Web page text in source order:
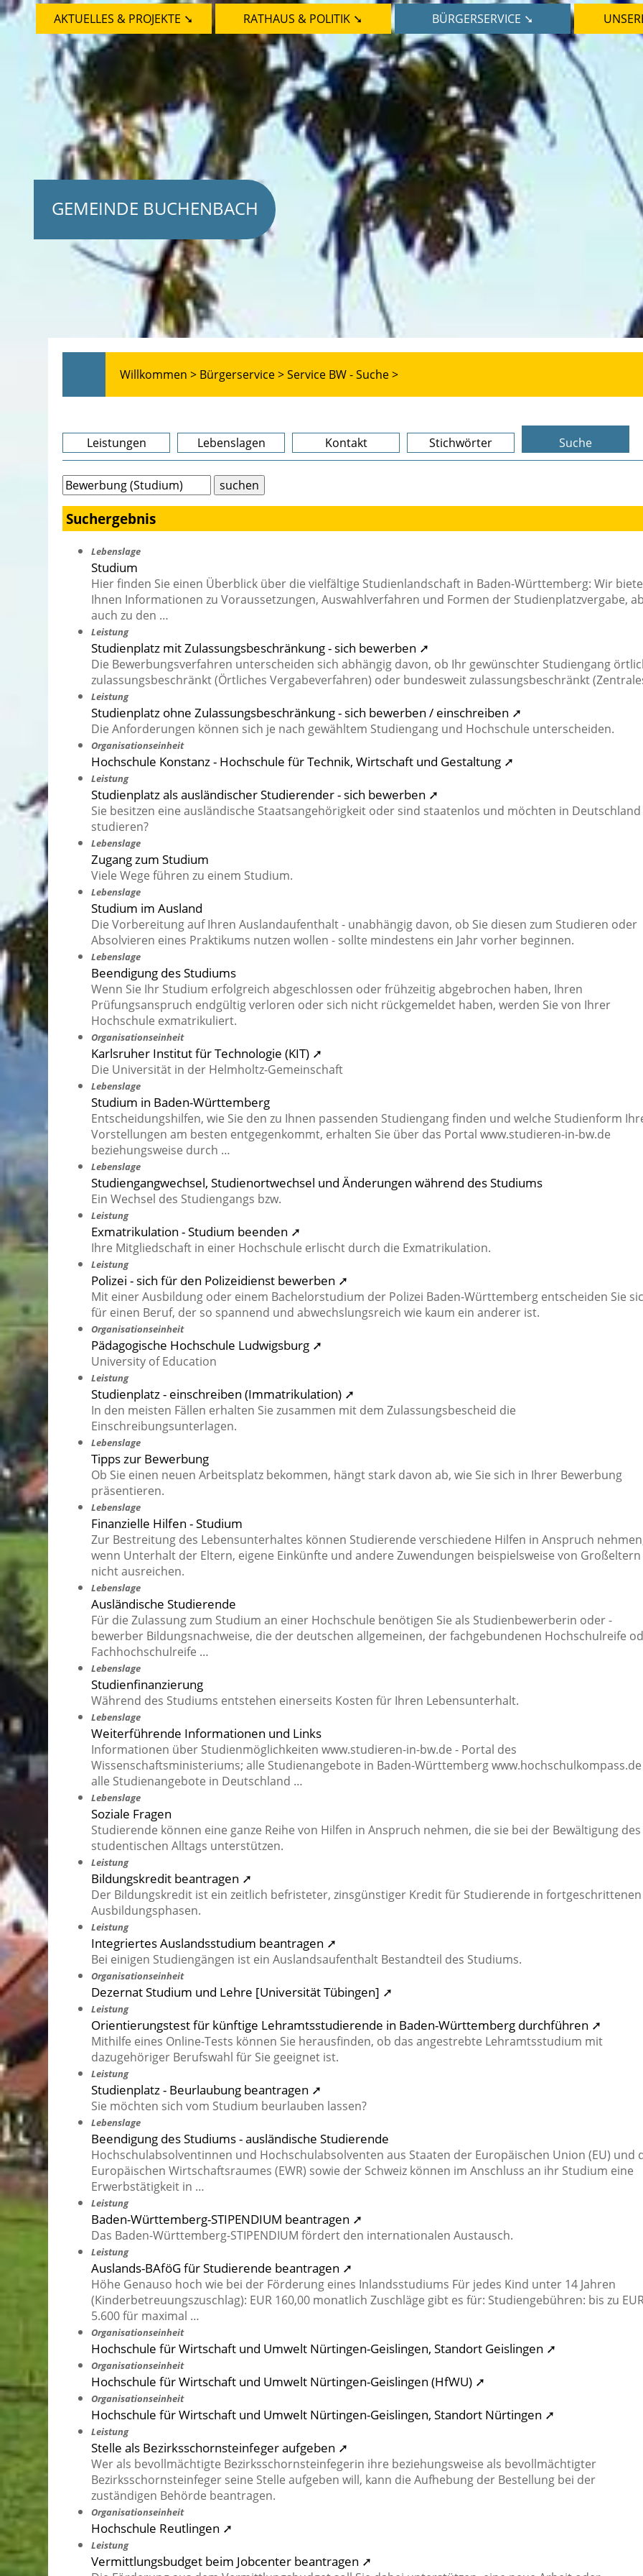
GEMEINDE BUCHENBACH
AKTUELLES & PROJEKTE ➘ RATHAUS & POLITIK ➘ BÜRGERSERVICE ➘
Willkommen > Bürgerservice >Service BW - Suche >
Leistungen Lebenslagen Kontakt Stichwörter Suche
Suchergebnis
Lebenslage
Studium
Hier finden Sie einen Überblick über die vielfältige Studienlandschaft in Baden-Württemberg: Wir
Ihnen Informationen zu Voraussetzungen, Auswahlverfahren und Formen der Studienplatzvergabe,
auch zu den …
Leistung
Studienplatz mit Zulassungsbeschränkung - sich bewerben ➚
Die Bewerbungsverfahren unterscheiden sich abhängig davon, ob Ihr gewünschter Studiengang
zulassungsbeschränkt (Örtliches Vergabeverfahren) oder bundesweit zulassungsbeschränkt
Leistung
Studienplatz ohne Zulassungsbeschränkung - sich bewerben / einschreiben ➚
Die Anforderungen können sich je nach gewähltem Studiengang und Hochschule unterscheiden.
Organisationseinheit
Hochschule Konstanz - Hochschule für Technik, Wirtschaft und Gestaltung ➚
Leistung
Studienplatz als ausländischer Studierender - sich bewerben ➚
Sie besitzen eine ausländische Staatsangehörigkeit oder sind staatenlos und möchten in Deutschland
studieren?
Lebenslage
Zugang zum Studium
Viele Wege führen zu einem Studium.
Lebenslage
Studium im Ausland
Die Vorbereitung auf Ihren Auslandaufenthalt - unabhängig davon, ob Sie diesen zum Studieren oder
Absolvieren eines Praktikums nutzen wollen - sollte mindestens ein Jahr vorher beginnen.
Lebenslage
Beendigung des Studiums
Wenn Sie Ihr Studium erfolgreich abgeschlossen oder frühzeitig abgebrochen haben, Ihren
Prüfungsanspruch endgültig verloren oder sich nicht rückgemeldet haben, werden Sie von Ihrer
Hochschule exmatrikuliert.
Organisationseinheit
Karlsruher Institut für Technologie (KIT) ➚
Die Universität in der Helmholtz-Gemeinschaft
Lebenslage
Studium in Baden-Württemberg
Entscheidungshilfen, wie Sie den zu Ihnen passenden Studiengang finden und welche Studienform
Vorstellungen am besten entgegenkommt, erhalten Sie über das Portal www.studieren-in-bw.de
beziehungsweise durch …
Lebenslage
Studiengangwechsel, Studienortwechsel und Änderungen während des Studiums
Ein Wechsel des Studiengangs bzw.
Leistung
Exmatrikulation - Studium beenden ➚
Ihre Mitgliedschaft in einer Hochschule erlischt durch die Exmatrikulation.
Leistung
Polizei - sich für den Polizeidienst bewerben ➚
Mit einer Ausbildung oder einem Bachelorstudium der Polizei Baden-Württemberg entscheiden Sie
für einen Beruf, der so spannend und abwechslungsreich wie kaum ein anderer ist.
Organisationseinheit
Pädagogische Hochschule Ludwigsburg ➚
University of Education
Leistung
Studienplatz - einschreiben (Immatrikulation) ➚
In den meisten Fällen erhalten Sie zusammen mit dem Zulassungsbescheid die
Einschreibungsunterlagen.
Lebenslage
Tipps zur Bewerbung
Ob Sie einen neuen Arbeitsplatz bekommen, hängt stark davon ab, wie Sie sich in Ihrer Bewerbung
präsentieren.
Lebenslage
Finanzielle Hilfen - Studium
Zur Bestreitung des Lebensunterhaltes können Studierende verschiedene Hilfen in Anspruch
wenn Unterhalt der Eltern, eigene Einkünfte und andere Zuwendungen beispielsweise von Großeltern
nicht ausreichen.
Lebenslage
Ausländische Studierende
Für die Zulassung zum Studium an einer Hochschule benötigen Sie als Studienbewerberin oder -
bewerber Bildungsnachweise, die der deutschen allgemeinen, der fachgebundenen Hochschulreife
Fachhochschulreife …
Lebenslage
Studienfinanzierung
Während des Studiums entstehen einerseits Kosten für Ihren Lebensunterhalt.
Lebenslage
Weiterführende Informationen und Links
Informationen über Studienmöglichkeiten www.studieren-in-bw.de - Portal des
Wissenschaftsministeriums; alle Studienangebote in Baden-Württemberg
alle Studienangebote in Deutschland …
Lebenslage
Soziale Fragen
Studierende können eine ganze Reihe von Hilfen in Anspruch nehmen, die sie bei der Bewältigung des
studentischen Alltags unterstützen.
Leistung
Bildungskredit beantragen ➚
Der Bildungskredit ist ein zeitlich befristeter, zinsgünstiger Kredit für Studierende in fortgeschrittenen
Ausbildungsphasen.
Leistung
Integriertes Auslandsstudium beantragen ➚
Bei einigen Studiengängen ist ein Auslandsaufenthalt Bestandteil des Studiums.
Organisationseinheit
Dezernat Studium und Lehre [Universität Tübingen] ➚
Leistung
Orientierungstest für künftige Lehramtsstudierende in Baden-Württemberg durchführen ➚
Mithilfe eines Online-Tests können Sie herausfinden, ob das angestrebte Lehramtsstudium mit
dazugehöriger Berufswahl für Sie geeignet ist.
Leistung
Studienplatz - Beurlaubung beantragen ➚
Sie möchten sich vom Studium beurlauben lassen?
Lebenslage
Beendigung des Studiums - ausländische Studierende
Hochschulabsolventinnen und Hochschulabsolventen aus Staaten der Europäischen Union (EU) und
Europäischen Wirtschaftsraumes (EWR) sowie der Schweiz können im Anschluss an ihr Studium eine
Erwerbstätigkeit in …
Leistung
Baden-Württemberg-STIPENDIUM beantragen ➚
Das Baden-Württemberg-STIPENDIUM fördert den internationalen Austausch.
Leistung
Auslands-BAföG für Studierende beantragen ➚
Höhe Genauso hoch wie bei der Förderung eines Inlandsstudiums Für jedes Kind unter 14 Jahren
(Kinderbetreuungszuschlag): EUR 160,00 monatlich Zuschläge gibt es für: Studiengebühren: bis zu
5.600 für maximal …
Organisationseinheit
Hochschule für Wirtschaft und Umwelt Nürtingen-Geislingen, Standort Geislingen ➚
Organisationseinheit
Hochschule für Wirtschaft und Umwelt Nürtingen-Geislingen (HfWU) ➚
Organisationseinheit
Hochschule für Wirtschaft und Umwelt Nürtingen-Geislingen, Standort Nürtingen ➚
Leistung
Stelle als Bezirksschornsteinfeger aufgeben ➚
Wer als bevollmächtigte Bezirksschornsteinfegerin ihre beziehungsweise als bevollmächtigter
Bezirksschornsteinfeger seine Stelle aufgeben will, kann die Aufhebung der Bestellung bei der
zuständigen Behörde beantragen.
Organisationseinheit
Hochschule Reutlingen ➚
Leistung
Vermittlungsbudget beim Jobcenter beantragen ➚